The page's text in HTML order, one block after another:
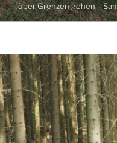
über Grenzen gehen –